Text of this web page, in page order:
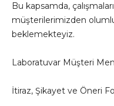
Bu kapsamda,
müşterilerimizden
beklemekteyiz.
Laboratuvar Müşteri
İtiraz, Şikayet ve Öneri